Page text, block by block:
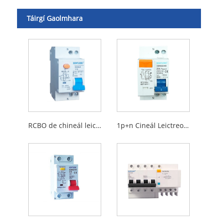
Táirgí Gaolmhara
RCBO de chineál leictreonach 1p+n Cineál Leictreonach RCBO